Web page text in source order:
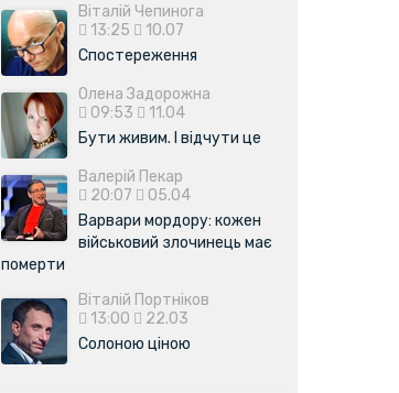
Віталій Чепинога
13:25
10.07
Спостереження
Олена Задорожна
09:53
11.04
Бути живим. І відчути це
Валерій Пекар
20:07
05.04
Варвари мордору: кожен
військовий злочинець має
померти
Віталій Портніков
13:00
22.03
Солоною ціною